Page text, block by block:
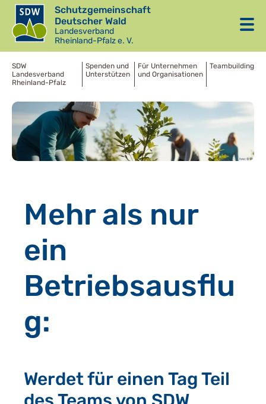
Schutzgemeinschaft
Deutscher Wald
Landesverband
Rheinland-Pfalz e. V.
SDW
Landesverband
Rheinland-Pfalz
Spenden und
Unterstützen
Für Unternehmen
und Organisationen
Teambuilding
Mehr als nur
ein
Betriebsausflu
g:
Werdet für einen Tag Teil